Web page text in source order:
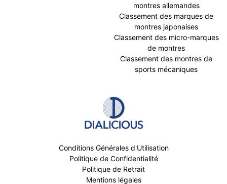
montres allemandes
Classement des marques de
montres japonaises
Classement des micro-marques
de montres
Classement des montres de
sports mécaniques
Conditions Générales d'Utilisation
Politique de Confidentialité
Politique de Retrait
Mentions légales